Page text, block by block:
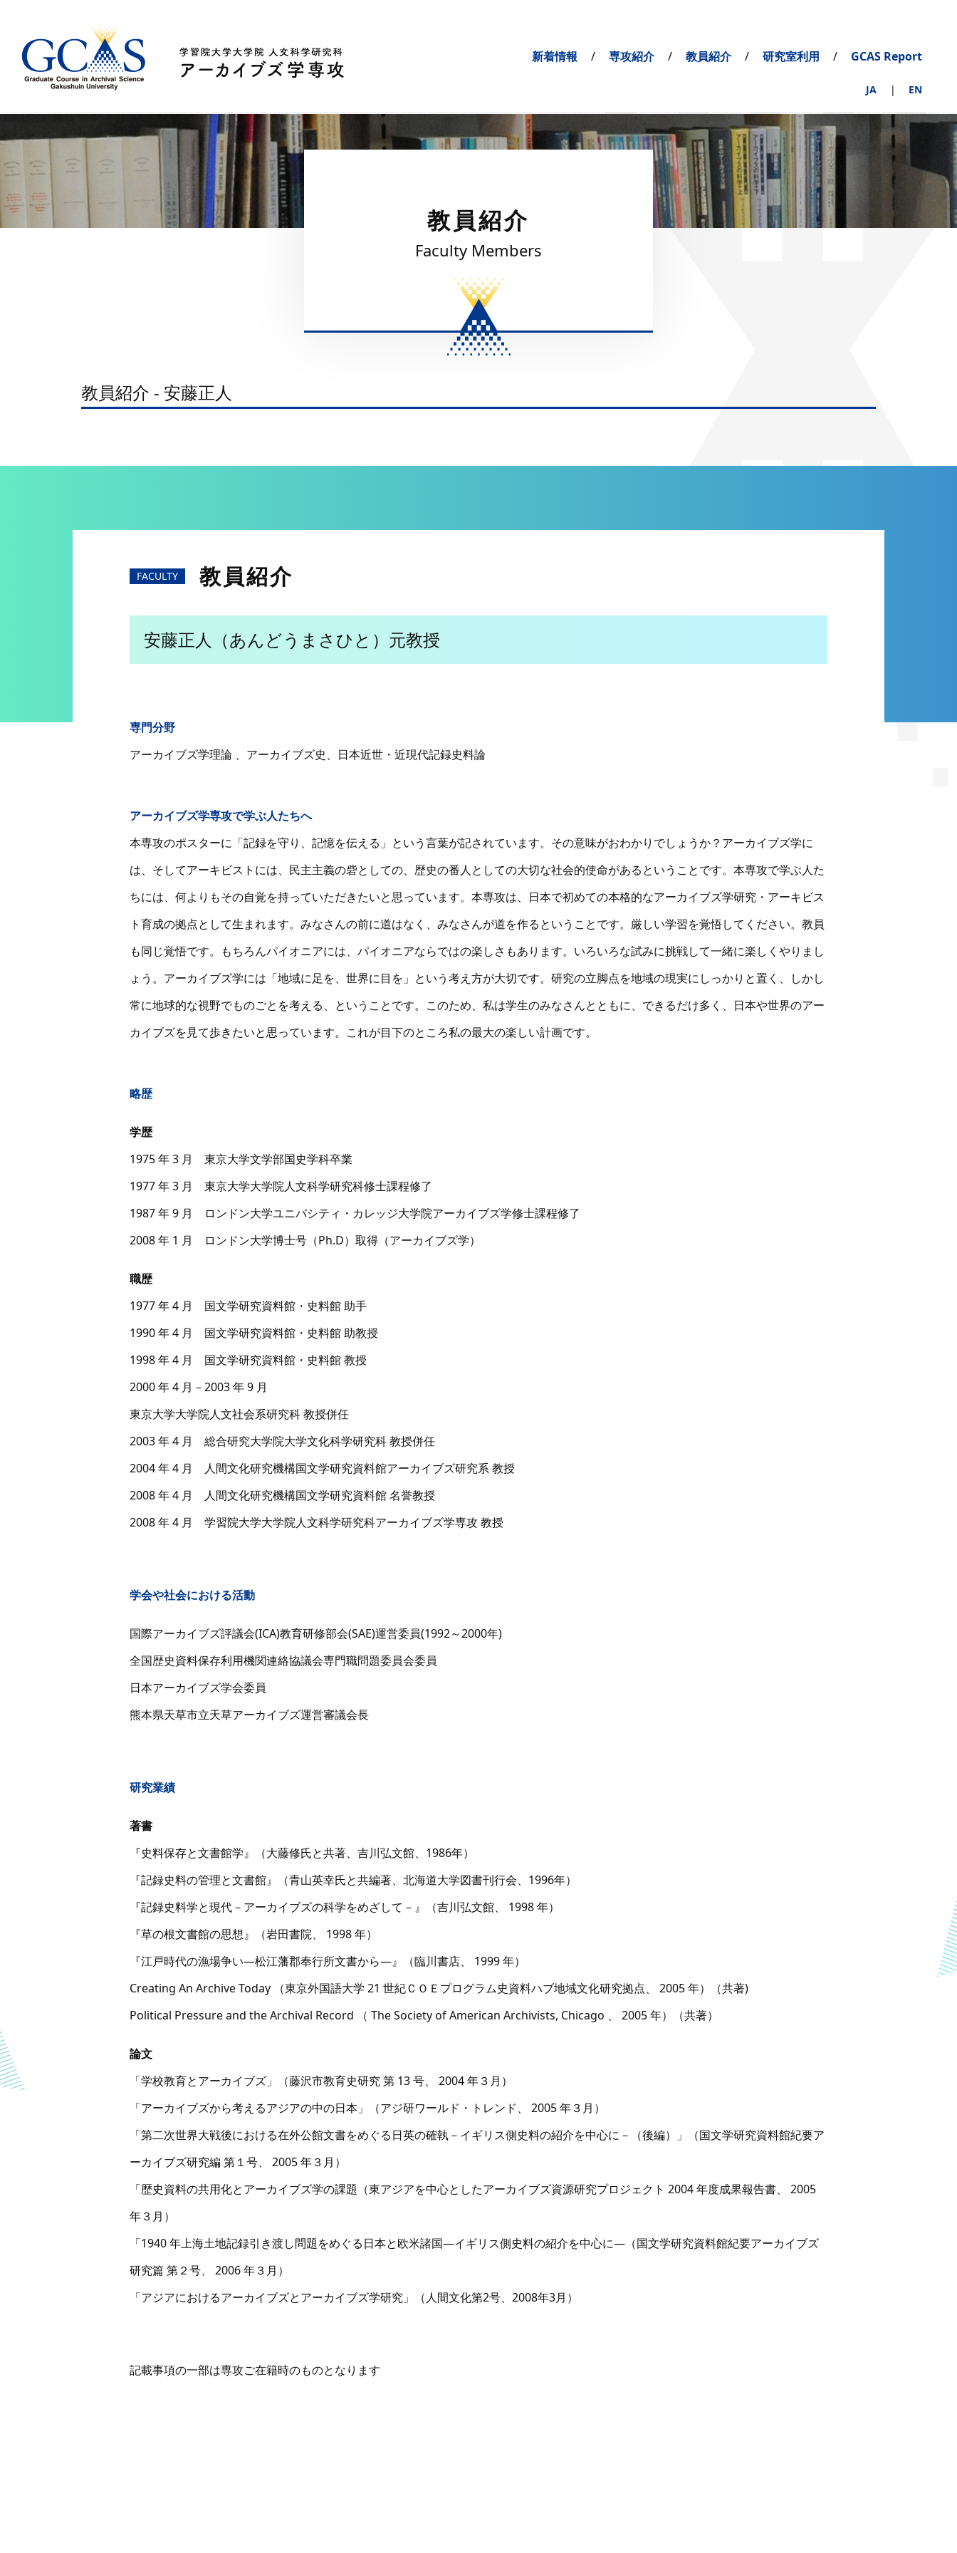
新着情報 専攻紹介 教員紹介 研究室利用 GCAS Report
JA EN
教員紹介 - 安藤正人
FACULTY 教員紹介
安藤正人（あんどうまさひと）元教授
専門分野
アーカイブズ学理論 、アーカイブズ史、日本近世・近現代記録史料論
アーカイブズ学専攻で学ぶ人たちへ
本専攻のポスターに「記録を守り、記憶を伝える」という言葉が記されています。その意味がおわかりでしょうか？アーカイブズ学に
は、そしてアーキビストには、民主主義の砦としての、歴史の番人としての大切な社会的使命があるということです。本専攻で学ぶ人た
ちには、何よりもその自覚を持っていただきたいと思っています。本専攻は、日本で初めての本格的なアーカイブズ学研究・アーキビス
ト育成の拠点として生まれます。みなさんの前に道はなく、みなさんが道を作るということです。厳しい学習を覚悟してください。教員
も同じ覚悟です。もちろんパイオニアには、パイオニアならではの楽しさもあります。いろいろな試みに挑戦して一緒に楽しくやりまし
ょう。アーカイブズ学には「地域に足を、世界に目を」という考え方が大切です。研究の立脚点を地域の現実にしっかりと置く、しかし
常に地球的な視野でものごとを考える、ということです。このため、私は学生のみなさんとともに、できるだけ多く、日本や世界のアー
カイブズを見て歩きたいと思っています。これが目下のところ私の最大の楽しい計画です。
略歴
学歴
1975 年 3 月 東京大学文学部国史学科卒業
1977 年 3 月 東京大学大学院人文科学研究科修士課程修了
1987 年 9 月 ロンドン大学ユニバシティ・カレッジ大学院アーカイブズ学修士課程修了
2008 年 1 月 ロンドン大学博士号（Ph.D）取得（アーカイブズ学）
職歴
1977 年 4 月 国文学研究資料館・史料館 助手
1990 年 4 月 国文学研究資料館・史料館 助教授
1998 年 4 月 国文学研究資料館・史料館 教授
2000 年 4 月－2003 年 9 月
東京大学大学院人文社会系研究科 教授併任
2003 年 4 月 総合研究大学院大学文化科学研究科 教授併任
2004 年 4 月 人間文化研究機構国文学研究資料館アーカイブズ研究系 教授
2008 年 4 月 人間文化研究機構国文学研究資料館 名誉教授
2008 年 4 月 学習院大学大学院人文科学研究科アーカイブズ学専攻 教授
学会や社会における活動
国際アーカイブズ評議会(ICA)教育研修部会(SAE)運営委員(1992～2000年)
全国歴史資料保存利用機関連絡協議会専門職問題委員会委員
日本アーカイブズ学会委員
熊本県天草市立天草アーカイブズ運営審議会長
研究業績
著書
『史料保存と文書館学』（大藤修氏と共著、吉川弘文館、1986年）
『記録史料の管理と文書館』（青山英幸氏と共編著、北海道大学図書刊行会、1996年）
『記録史料学と現代－アーカイブズの科学をめざして－』（吉川弘文館、 1998 年）
『草の根文書館の思想』（岩田書院、 1998 年）
『江戸時代の漁場争い―松江藩郡奉行所文書から―』（臨川書店、 1999 年）
Creating An Archive Today （東京外国語大学 21 世紀ＣＯＥプログラム史資料ハブ地域文化研究拠点、 2005 年）（共著)
Political Pressure and the Archival Record （ The Society of American Archivists, Chicago 、 2005 年）（共著）
論文
「学校教育とアーカイブズ」（藤沢市教育史研究 第 13 号、 2004 年３月）
「アーカイブズから考えるアジアの中の日本」（アジ研ワールド・トレンド、 2005 年３月）
「第二次世界大戦後における在外公館文書をめぐる日英の確執－イギリス側史料の紹介を中心に－（後編）」（国文学研究資料館紀要ア
ーカイブズ研究編 第１号、 2005 年３月）
「歴史資料の共用化とアーカイブズ学の課題（東アジアを中心としたアーカイブズ資源研究プロジェクト 2004 年度成果報告書、 2005
年３月）
「1940 年上海土地記録引き渡し問題をめぐる日本と欧米諸国―イギリス側史料の紹介を中心に―（国文学研究資料館紀要アーカイブズ
研究篇 第２号、 2006 年３月）
「アジアにおけるアーカイブズとアーカイブズ学研究」（人間文化第2号、2008年3月）
記載事項の一部は専攻ご在籍時のものとなります
教員紹介
Faculty Members